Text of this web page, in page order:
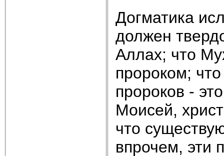
Догматика
должен
Аллах; что
пророком;
пророков -
Моисей,
что
впрочем, эти